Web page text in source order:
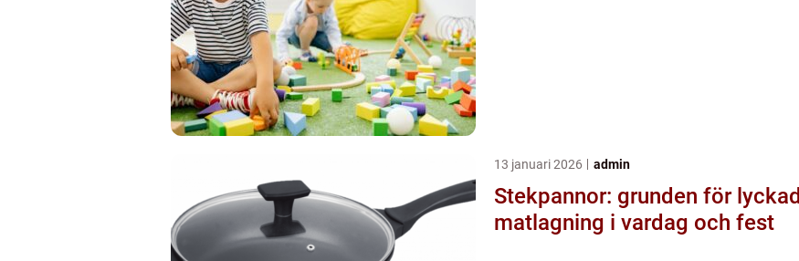
13 januari 2026 admin
Stekpannor: grunden för lyckad
matlagning i vardag och fest